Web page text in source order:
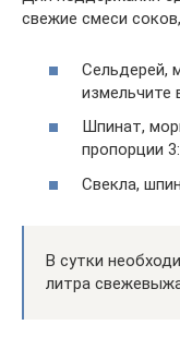
свежие смеси
Сельдерей,
измельчите
Шпинат,
пропорции
Свекла,
В сутки
литра